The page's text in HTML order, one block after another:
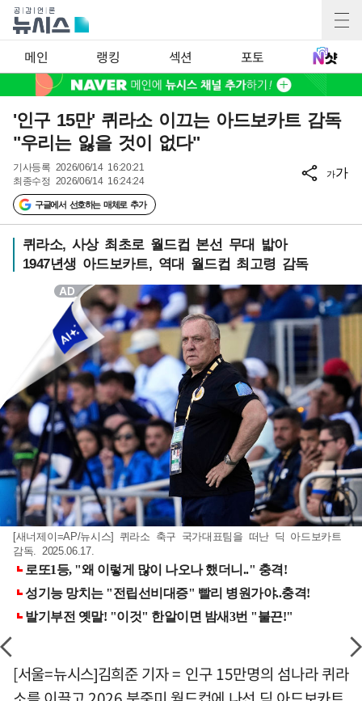
메인 랭킹 섹션 포토
'인구 15만' 퀴라소 이끄는 아드보카트 감독
"우리는 잃을 것이 없다"
기사등록 2026/06/14 16:20:21
최종수정 2026/06/14 16:24:24
구글에서 선호하는 매체로 추가
가가
퀴라소, 사상 최초로 월드컵 본선 무대 밟아
1947년생 아드보카트, 역대 월드컵 최고령 감독
[새너제이=AP/뉴시스] 퀴라소 축구 국가대표팀을 떠난 딕 아드보카트
감독. 2025.06.17.
[서울=뉴시스]김희준 기자 = 인구 15만명의 섬나라 퀴라